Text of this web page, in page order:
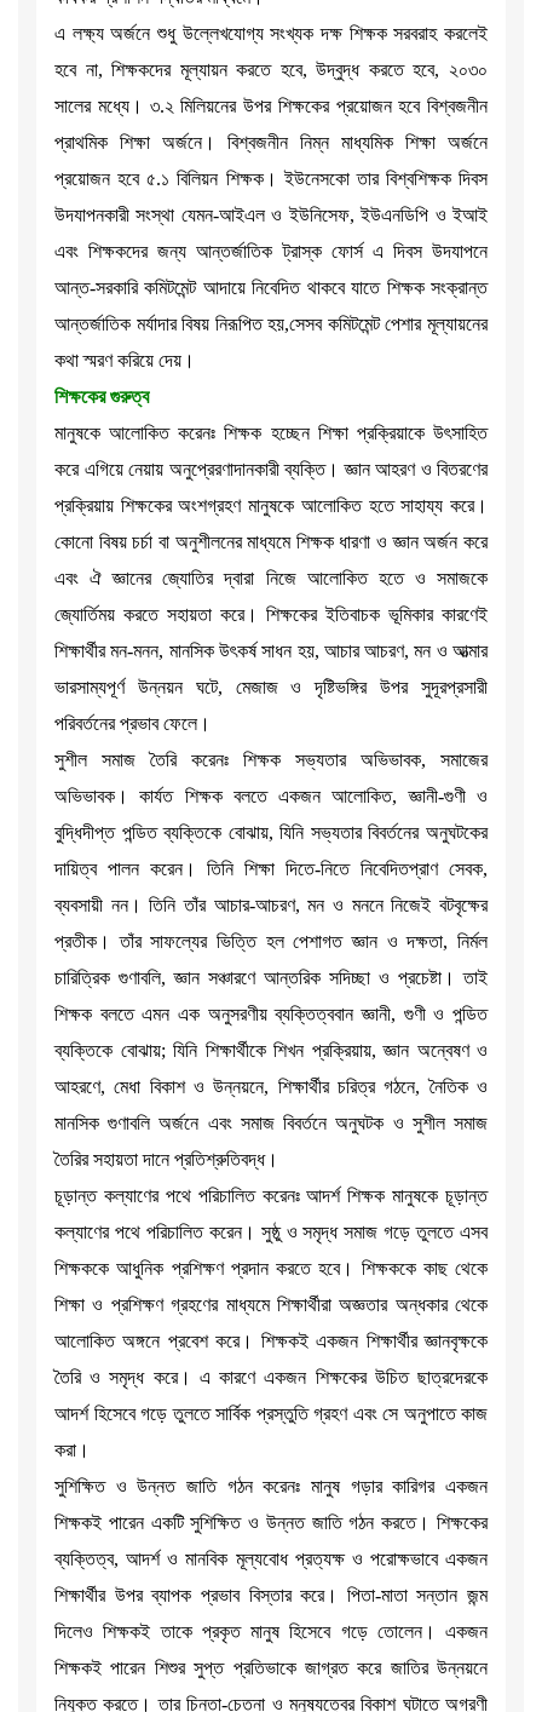
এ লক্ষ্য অর্জনে শুধু উল্লেখযোগ্য সংখ্যক দক্ষ শিক্ষক সরবরাহ করলেই
হবে না, শিক্ষকদের মূল্যায়ন করতে হবে, উদ্বুদ্ধ করতে হবে, ২০৩০
সালের মধ্যে। ৩.২ মিলিয়নের উপর শিক্ষকের প্রয়োজন হবে বিশ্বজনীন
প্রাথমিক শিক্ষা অর্জনে। বিশ্বজনীন নিম্ন মাধ্যমিক শিক্ষা অর্জনে
প্রয়োজন হবে ৫.১ বিলিয়ন শিক্ষক। ইউনেসকো তার বিশ্বশিক্ষক দিবস
উদযাপনকারী সংস্থা যেমন-আইএল ও ইউনিসেফ, ইউএনডিপি ও ইআই
এবং শিক্ষকদের জন্য আন্তর্জাতিক ট্রাস্ক ফোর্স এ দিবস উদযাপনে
আন্ত-সরকারি কমিটমেন্ট আদায়ে নিবেদিত থাকবে যাতে শিক্ষক সংক্রান্ত
আন্তর্জাতিক মর্যাদার বিষয় নিরূপিত হয়,সেসব কমিটমেন্ট পেশার মূল্যায়নের
কথা স্মরণ করিয়ে দেয়।
শিক্ষকের গুরুত্ব
মানুষকে আলোকিত করেনঃ শিক্ষক হচ্ছেন শিক্ষা প্রক্রিয়াকে উৎসাহিত
করে এগিয়ে নেয়ায় অনুপ্রেরণাদানকারী ব্যক্তি। জ্ঞান আহরণ ও বিতরণের
প্রক্রিয়ায় শিক্ষকের অংশগ্রহণ মানুষকে আলোকিত হতে সাহায্য করে।
কোনো বিষয় চর্চা বা অনুশীলনের মাধ্যমে শিক্ষক ধারণা ও জ্ঞান অর্জন করে
এবং ঐ জ্ঞানের জ্যোতির দ্বারা নিজে আলোকিত হতে ও সমাজকে
জ্যোর্তিময় করতে সহায়তা করে। শিক্ষকের ইতিবাচক ভূমিকার কারণেই
শিক্ষার্থীর মন-মনন, মানসিক উৎকর্ষ সাধন হয়, আচার আচরণ, মন ও আত্মার
ভারসাম্যপূর্ণ উন্নয়ন ঘটে, মেজাজ ও দৃষ্টিভঙ্গির উপর সুদূরপ্রসারী
পরিবর্তনের প্রভাব ফেলে।
সুশীল সমাজ তৈরি করেনঃ শিক্ষক সভ্যতার অভিভাবক, সমাজের
অভিভাবক। কার্যত শিক্ষক বলতে একজন আলোকিত, জ্ঞানী-গুণী ও
বুদ্ধিদীপ্ত পন্ডিত ব্যক্তিকে বোঝায়, যিনি সভ্যতার বিবর্তনের অনুঘটকের
দায়িত্ব পালন করেন। তিনি শিক্ষা দিতে-নিতে নিবেদিতপ্রাণ সেবক,
ব্যবসায়ী নন। তিনি তাঁর আচার-আচরণ, মন ও মননে নিজেই বটবৃক্ষের
প্রতীক। তাঁর সাফল্যের ভিত্তি হল পেশাগত জ্ঞান ও দক্ষতা, নির্মল
চারিত্রিক গুণাবলি, জ্ঞান সঞ্চারণে আন্তরিক সদিচ্ছা ও প্রচেষ্টা। তাই
শিক্ষক বলতে এমন এক অনুসরণীয় ব্যক্তিত্ববান জ্ঞানী, গুণী ও পন্ডিত
ব্যক্তিকে বোঝায়; যিনি শিক্ষার্থীকে শিখন প্রক্রিয়ায়, জ্ঞান অন্বেষণ ও
আহরণে, মেধা বিকাশ ও উন্নয়নে, শিক্ষার্থীর চরিত্র গঠনে, নৈতিক ও
মানসিক গুণাবলি অর্জনে এবং সমাজ বিবর্তনে অনুঘটক ও সুশীল সমাজ
তৈরির সহায়তা দানে প্রতিশ্রুতিবদ্ধ।
চূড়ান্ত কল্যাণের পথে পরিচালিত করেনঃ আদর্শ শিক্ষক মানুষকে চূড়ান্ত
কল্যাণের পথে পরিচালিত করেন। সুষ্ঠু ও সমৃদ্ধ সমাজ গড়ে তুলতে এসব
শিক্ষককে আধুনিক প্রশিক্ষণ প্রদান করতে হবে। শিক্ষককে কাছ থেকে
শিক্ষা ও প্রশিক্ষণ গ্রহণের মাধ্যমে শিক্ষার্থীরা অজ্ঞতার অন্ধকার থেকে
আলোকিত অঙ্গনে প্রবেশ করে। শিক্ষকই একজন শিক্ষার্থীর জ্ঞানবৃক্ষকে
তৈরি ও সমৃদ্ধ করে। এ কারণে একজন শিক্ষকের উচিত ছাত্রদেরকে
আদর্শ হিসেবে গড়ে তুলতে সার্বিক প্রস্তুতি গ্রহণ এবং সে অনুপাতে কাজ
করা।
সুশিক্ষিত ও উন্নত জাতি গঠন করেনঃ মানুষ গড়ার কারিগর একজন
শিক্ষকই পারেন একটি সুশিক্ষিত ও উন্নত জাতি গঠন করতে। শিক্ষকের
ব্যক্তিত্ব, আদর্শ ও মানবিক মূল্যবোধ প্রত্যক্ষ ও পরোক্ষভাবে একজন
শিক্ষার্থীর উপর ব্যাপক প্রভাব বিস্তার করে। পিতা-মাতা সন্তান জন্ম
দিলেও শিক্ষকই তাকে প্রকৃত মানুষ হিসেবে গড়ে তোলেন। একজন
শিক্ষকই পারেন শিশুর সুপ্ত প্রতিভাকে জাগ্রত করে জাতির উন্নয়নে
নিযুক্ত করতে। তার চিন্তা-চেতনা ও মনুষ্যত্বের বিকাশ ঘটাতে অগ্রণী